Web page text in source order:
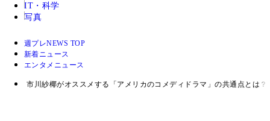
IT・科学
写真
週プレNEWS TOP
新着ニュース
エンタメニュース
市川紗椰がオススメする「アメリカのコメディドラマ」の共通点とは？